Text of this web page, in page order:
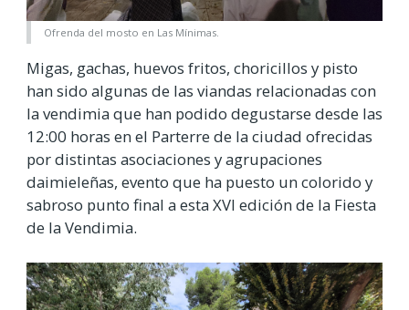
Ofrenda del mosto en Las Mínimas.
Migas, gachas, huevos fritos, choricillos y pisto
han sido algunas de las viandas relacionadas con
la vendimia que han podido degustarse desde las
12:00 horas en el Parterre de la ciudad ofrecidas
por distintas asociaciones y agrupaciones
daimieleñas, evento que ha puesto un colorido y
sabroso punto final a esta XVI edición de la Fiesta
de la Vendimia.